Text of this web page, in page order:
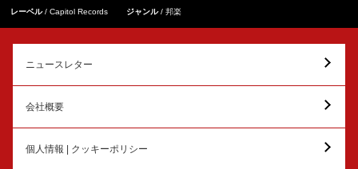
レーベル Capitol Records ジャンル 邦楽
ニュースレター
会社概要
個人情報 | クッキーポリシー